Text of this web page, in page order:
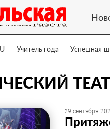
Учитель года Успешная
29 сентября